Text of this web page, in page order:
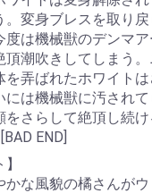
。変身ブレスを取り
度は機械獣のデンマ
頂潮吹きしてしまう
を弄ばれたホワイト
には機械獣に汚され
をさらして絶頂し続
END]
かな風貌の橘さんが